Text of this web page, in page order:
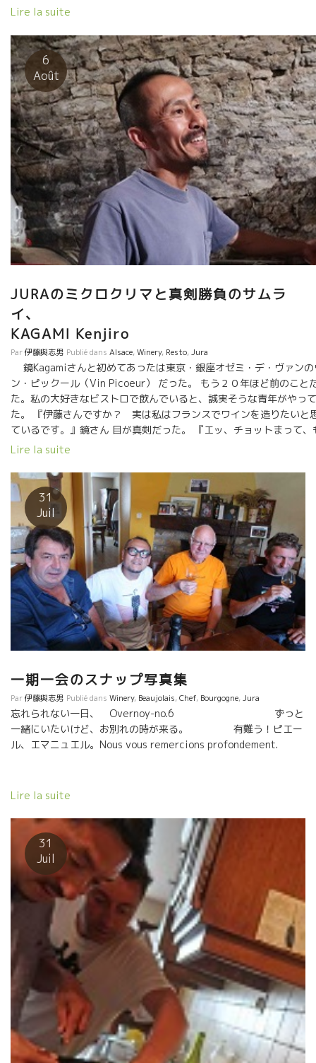
にいる訳がない、と思いながらよくよく見ると、やっぱりRené-
ネ・ジャンがDard et Riboダール・エ・リボ醸造とは別に、
Champs Libre シャン・リーブルという個人企業を設立して、ビ
ール、イワシの缶詰、オイルなど、ルネ・ジャンが気に入って自
分で食べているものを、友人達に出荷している。その一環で、
Saint-Peray サンペレーなど、他にもこんなワインも出荷してい
ます。 ついでに、アルボワの街の写真を添付しておきま
す。 小さな街だけど大変美しいところです。 ワインはご存知のご
とく、トビッキリ美味しいのが揃っている。 ちなみに、私が古物
市で買ったものは、古式の収穫ハサミ。 田舎に来ないと絶対に見
つからない品物。 Une rencontre par hasard
avec René Jean à Arbois Est-ce possible, une chose
pareille? J’étais en village Arbois dans le Jura. Quand je me
promenais tout seul à la brocante, je voyais un homme
semblable à René Jean venir vers moi. Je me suis dit: Non,
impossible de le revoir ici, dans un petit village pareil!
l’ai regardé attentivement, c’était bien René Jean!!! Quelle
surprise pour nous!!! On a pris une photo de nous. Une belle
rencontre inattendue!!! A part Domaine […]
Lire la suite
6
Août
JURAのミクロクリマと真剣勝負のサムラ
イ
KAGAMI Kenjiro
Par伊藤與志男 Publié dans Alsace,Winery, Resto,Jura
鏡Kagamiさんと初めてあったは東京・銀座オゼミ・デ・ヴァンの
ン・ピックール（Vin Picoeur） だった。 もう２０年ほど前のこと
た。私の大好きなビストロで飲んでいると、誠実そうな青年がやっ
た。 『伊藤さんですか？ 実は私はフランスでワインを造りたいと
ているです。』鏡さん 目が真剣だった。 『エッ、チョットまって、
少し深く考えた方がいいんじゃない。』私 『はい、考えて、もう会
ら、しばらくしてフランスにやって来た。 アルザスのBruno
シュレールのところで１０年修業。 シュレール醸造の栽培をお父さ
Gerardジェラールと一緒にシュレールの畑を磨きあげてきた。 畑
最高の仕事師ジェラールさんに学んだことは凄い経験になったと思
そして、ジュラ地方にやってきて真剣勝負が始まった。 一遍の詩と
ようなジュラ地方のミクロクリマとの戦いが８年間続いている。
温暖化の影響が最も顕著に出ているミクロクリマを持つジュラ地方
の中でも、ジュラ南部に位置する特殊な微気象をしなえている。 特
繊細なワインができる土壌でもある。 あのGanevatガヌヴァ醸造が
にある。 トビッキリ美味しいワインができる特別な土壌を備えてい
しかし、生産量がここ８年に渡って少ない。 8年前より顕著になっ
異常な気候変動の影響が出ている。 でも、ジェラルドに学んだ栽培
る。 まさに、真剣勝負と云っていい戦いをやっている。磨きをかけ
る。 多くの人がKennjiroの仕事を見守っている。応援している。 奥
との二人三脚が何倍もの力となって畑を見事に造りあげている。 最
ミレジムの鏡さんのワインのミネラル感は凄いものがある。 フラン
の醸造家からKenjiroの名前で愛されている。 今回の鏡さんとの久
Lire la suite
31
Juil
一期一会のスナップ写真集
Par伊藤與志男 Publié dans Winery, Beaujolais,Chef, Bourgogne,Jura
忘れられない一日、 Overnoy-no.6 ずっと
一緒にいたいけど、お別れの時が来る。 有難う！ピエー
ル、エマニュエル。Nous vous remercions profondement.
Lire la suite
31
Juil